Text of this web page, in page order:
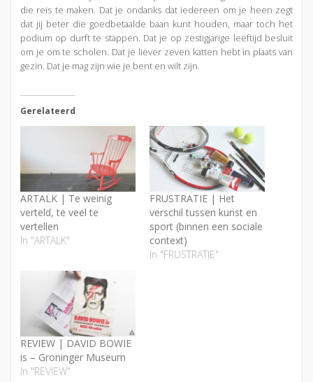
die reis te maken. Dat je ondanks dat iedereen om je heen zegt
dat jij beter die goedbetaalde baan kunt houden, maar toch het
podium op durft te stappen. Dat je op zestigjarige leeftijd besluit
om je om te scholen. Dat je liever zeven katten hebt in plaats van
gezin. Dat je mag zijn wie je bent en wilt zijn.
Gerelateerd
ARTALK | Te weinig
verteld, te veel te
vertellen
In "ARTALK"
FRUSTRATIE | Het
verschil tussen kunst en
sport (binnen een sociale
context)
In "FRUSTRATIE"
REVIEW | DAVID BOWIE
is – Groninger Museum
In "REVIEW"